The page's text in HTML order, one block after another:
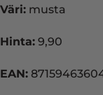
Väri: musta
Hinta: 9,90
EAN: